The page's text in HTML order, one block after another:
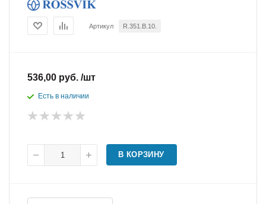
Артикул R.351.B.10.
536,00 руб. /шт
Есть в наличии
В КОРЗИНУ